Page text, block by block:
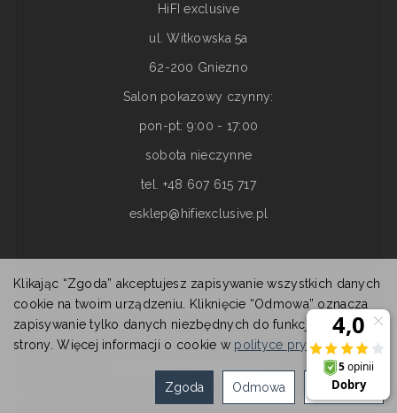
HiFI exclusive
ul. Witkowska 5a
62-200 Gniezno
Salon pokazowy czynny:
pon-pt: 9:00 - 17:00
sobota nieczynne
tel. +48 607 615 717
esklep@hifiexclusive.pl
Informacje
Dostawa i dostępność
Klikając “Zgoda” akceptujesz zapisywanie wszystkich danych
cookie na twoim urządzeniu. Kliknięcie “Odmowa” oznacza
zapisywanie tylko danych niezbędnych do funkcjonowania
strony. Więcej informacji o cookie w polityce prywatności.
Ustawienia
Odmowa
Zgoda